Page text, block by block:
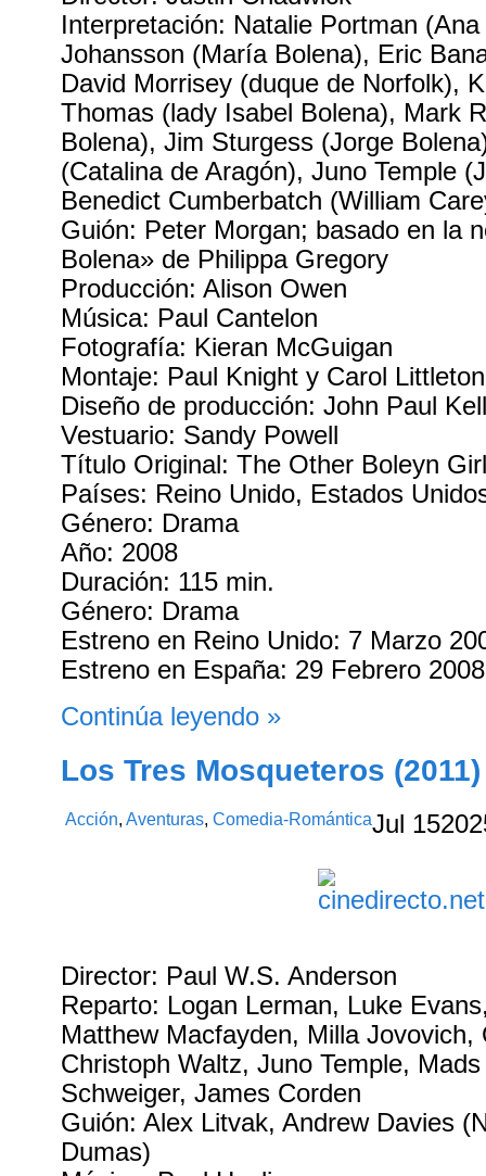
Interpretación: Natalie Portman
Johansson (María Bolena), Eric
David Morrisey (duque de Norfolk),
Thomas (lady Isabel Bolena), Mark
Bolena), Jim Sturgess (Jorge
(Catalina de Aragón), Juno Temple
Benedict Cumberbatch (William
Guión: Peter Morgan; basado en la
Bolena» de Philippa Gregory
Producción: Alison Owen
Música: Paul Cantelon
Fotografía: Kieran McGuigan
Montaje: Paul Knight y Carol Littleton
Diseño de producción: John Paul
Vestuario: Sandy Powell
Título Original: The Other Boleyn
Países: Reino Unido, Estados
Género: Drama
Año: 2008
Duración: 115 min.
Género: Drama
Estreno en Reino Unido: 7 Marzo
Estreno en España: 29 Febrero 2008
Continúa leyendo »
Los Tres Mosqueteros (2011)
Acción,Aventuras,Comedia-RománticaJul 15
Director: Paul W.S. Anderson
Reparto: Logan Lerman, Luke
Matthew Macfayden, Milla Jovovich,
Christoph Waltz, Juno Temple,
Schweiger, James Corden
Guión: Alex Litvak, Andrew Davies
Dumas)